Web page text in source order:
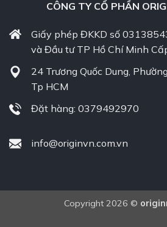
CÔNG TY CỔ PHẦN
Giấy phép ĐKKD số
và Đầu tư TP Hồ Chí Minh
24 Trương Quốc Dung,
Tp HCM
Đặt hàng: 0379492970
info@originvn.com.vn
Copyright 2026 ©